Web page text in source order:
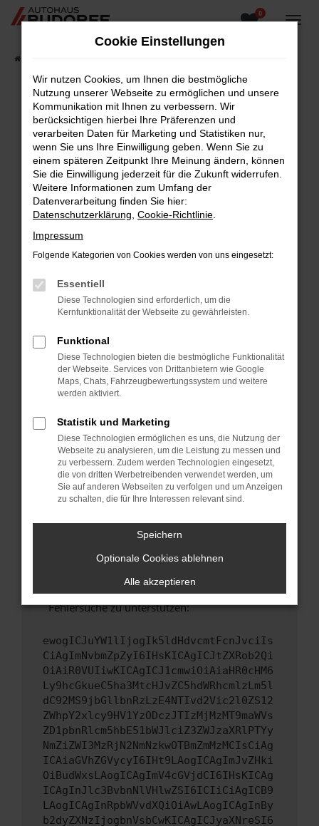
Zum
0
Fehler: Network Error
Beim Laden ist ein Fehler aufgetreten.
Hier sind ein paar Tipps, die dir helfen können:
Überprüfe deine Firewall und deine
Internetverbindung.
Laden andere Webseiten, zum Beispiel deine
Suchmaschine?
Prüfe deine Browsererweiterungen.
Manche Erweiterungen, wie Werbeblocker,
können das Laden bestimmter Seiten
verhindern. Funktioniert die Seite in einem
Fenster?
Starte dein Gerät neu.
Das kann manchmal helfen, vorübergehende
Probleme zu beheben.
Betriebssystem auf dem neuesten Stand
sind.
Veraltete Software birgt nicht nur ein
Sicherheitsrisiko, sondern kann auch dazu
führen, dass bestimmte Funktionen nicht mehr
unterstützt werden.
Wende dich an den Webseitenbetreiber.
Wenn du alle oben genannten Schritte versucht
hast, kontaktiere uns bitte. Wir werden
versuchen, das Problem zu beheben. Du kannst
uns diesen Text schicken, um uns bei der
Fehlersuche zu unterstützen:
ewogICJuYW1lIjogIk5ldHdvcmtFcnJvciIs
CiAgImNvbmZpZyI6IHsKICAgICJtZXRob2Qi
OiAiR0VUIiwKICAgICJ1cmwiOiAiaHR0cHM6
Ly9hcGkueC5ha3MtcHJvZC5hdWRhcmlzLm5l
dC92MS9jbGllbnRzLzE4NTIvd2Vic2l0ZS12
ZWhpY2xlcy9HV1YzODczJTIzMjMzMT9maWVs
ZD1pbnRlcm5hbE51bWJlciZ3ZWJzaXRlPTYy
NmZiZWI3MzRjN2NmNzkwOTBmZmMzMCIsCiAg
ICAiaGVhZGVycyI6IHt9LAogICAgImJvZHki
OiBudWxsLAogICAgImV4cGVjdCI6IHsKICAg
ICAgInJlc3BvbnNlVHlwZSI6ICIiCiAgICB9
LAogICAgInRpbWVvdXQiOiAwLAogICAgInBy
b2dyZXNzIjogbnVsbCwKICAgICJyaXNreSI6
Cookie Einstellungen
Wir nutzen Cookies, um Ihnen die bestmögliche
Nutzung unserer Webseite zu ermöglichen und unsere
Kommunikation mit Ihnen zu verbessern. Wir
berücksichtigen hierbei Ihre Präferenzen und
verarbeiten Daten für Marketing und Statistiken nur,
wenn Sie uns Ihre Einwilligung geben. Wenn Sie zu
einem späteren Zeitpunkt Ihre Meinung ändern, können
Sie die Einwilligung jederzeit für die Zukunft widerrufen.
Weitere Informationen zum Umfang der
Datenverarbeitung finden Sie hier:
Datenschutzerklärung Cookie-Richtlinie
Impressum
Folgende Kategorien von Cookies werden von uns eingesetzt:
Essentiell
Diese Technologien sind erforderlich, um die
Kernfunktionalität der Webseite zu gewährleisten.
Funktional
Diese Technologien bieten die bestmögliche Funktionalität
der Webseite. Services von Drittanbietern wie Google
Maps, Chats, Fahrzeugbewertungssystem und weitere
werden aktiviert.
Statistik und Marketing
Diese Technologien ermöglichen es uns, die Nutzung der
Webseite zu analysieren, um die Leistung zu messen und
zu verbessern. Zudem werden Technologien eingesetzt,
die von dritten Werbetreibenden verwendet werden, um
Sie auf anderen Webseiten zu verfolgen und um Anzeigen
zu schalten, die für Ihre Interessen relevant sind.
Speichern
Optionale Cookies ablehnen
Alle akzeptieren